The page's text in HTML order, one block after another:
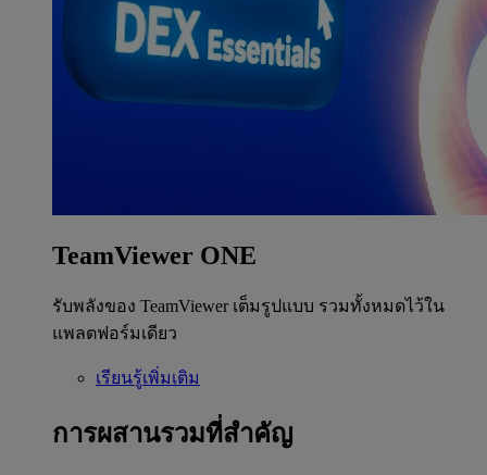
TeamViewer ONE
รับพลังของ TeamViewer เต็มรูปแบบ รวมทั้งหมดไว้ใน
แพลตฟอร์มเดียว
เรียนรู้เพิ่มเติม
การผสานรวมที่สำคัญ